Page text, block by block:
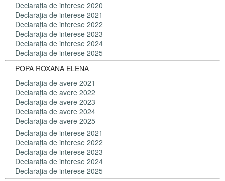
Declaraţia de interese 2020
Declaraţia de interese 2021
Declaraţia de interese 2022
Declaraţia de interese 2023
Declaraţia de interese 2024
Declaraţia de interese 2025
POPA ROXANA ELENA
Declaraţia de avere 2021
Declaraţia de avere 2022
Declaraţia de avere 2023
Declaraţia de avere 2024
Declaraţia de avere 2025
Declaraţia de interese 2021
Declaraţia de interese 2022
Declaraţia de interese 2023
Declaraţia de interese 2024
Declaraţia de interese 2025